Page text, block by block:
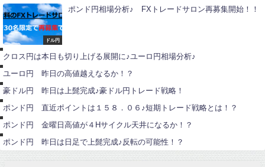
ドル円
ポンド円相場分析♪ FXトレードサロン再募集開始！！
クロス円は本日も切り上げる展開に♪ユーロ円相場分析♪
ユーロ円 昨日の高値越えなるか！？
豪ドル円 昨日は上髭完成♪豪ドル円トレード戦略！
ポンド円 直近ポイントは１５８．０６♪短期トレード戦略とは！？
ポンド円 金曜日高値が４Hサイクル天井になるか！？
ポンド円 昨日は日足で上髭完成♪反転の可能性！？